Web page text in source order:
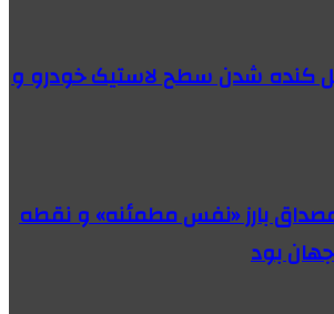
کنده شدن سطح لاستیک خودرو و
بارز «نفس مطمئنه» و نقطه
جهان بود